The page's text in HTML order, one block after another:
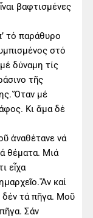
βαφτισμένες
τό παράθυρο
στό
δύναμη τίς
τῆς
Ὅταν μέ
Κι ἅμα δέ
ἀναθέτανε νά
θέματα. Μιά
εἶχα
καί
δέν τά πῆγα. Μοῦ
Σάν